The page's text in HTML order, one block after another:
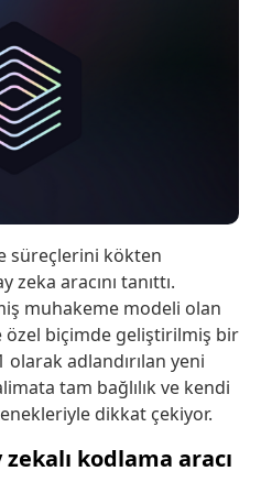
süreçlerini kökten
aracını tanıttı.
muhakeme modeli olan
özel biçimde geliştirilmiş bir
adlandırılan yeni
tam bağlılık ve kendi
dikkat çekiyor.
kodlama aracı